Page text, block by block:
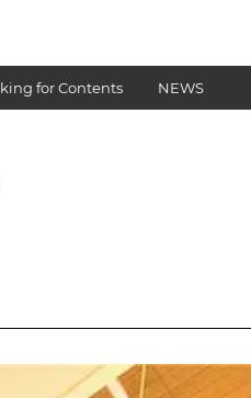
for Contents NEWS